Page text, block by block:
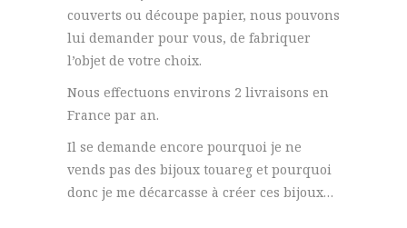
couverts ou découpe papier, nous pouvons
lui demander pour vous, de fabriquer
l’objet de votre choix.
Nous effectuons environs 2 livraisons en
France par an.
Il se demande encore pourquoi je ne
vends pas des bijoux touareg et pourquoi
donc je me décarcasse à créer ces bijoux…